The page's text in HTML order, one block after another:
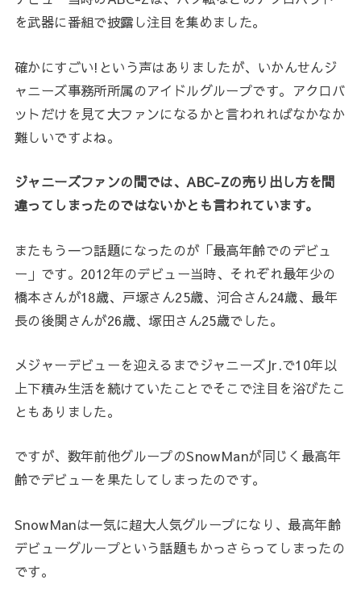
を武器に番組で披露し注目を集めました。
確かにすごい!という声はありましたが、いかんせんジ
ャニーズ事務所所属のアイドルグループです。アクロバ
ットだけを見て大ファンになるかと言われればなかなか
難しいですよね。
ジャニーズファンの間では、ABC-Zの売り出し方を間
違ってしまったのではないかとも言われています。
またもう一つ話題になったのが「最高年齢でのデビュ
ー」です。2012年のデビュー当時、それぞれ最年少の
橋本さんが18歳、戸塚さん25歳、河合さん24歳、最年
長の後関さんが26歳、塚田さん25歳でした。
メジャーデビューを迎えるまでジャニーズJr.で10年以
上下積み生活を続けていたことでそこで注目を浴びたこ
ともありました。
ですが、数年前他グループのSnowManが同じく最高年
齢でデビューを果たしてしまったのです。
SnowManは一気に超大人気グループになり、最高年齢
デビューグループという話題もかっさらってしまったの
です。